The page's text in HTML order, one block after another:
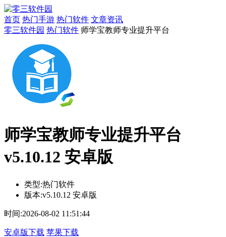
首页 热门手游 热门软件 文章资讯
零三软件园 热门软件 师学宝教师专业提升平台
师学宝教师专业提升平台
v5.10.12 安卓版
类型:热门软件
版本:v5.10.12 安卓版
时间:2026-08-02 11:51:44
安卓版下载 苹果下载